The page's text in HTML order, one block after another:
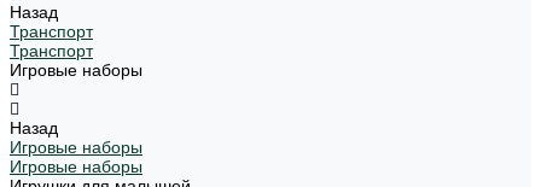
Назад
Транспорт
Транспорт
Игровые наборы
Назад
Игровые наборы
Игровые наборы